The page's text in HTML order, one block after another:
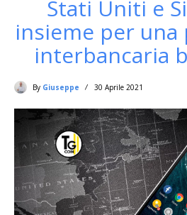
Stati Uniti e
insieme per
interbancaria
By Giuseppe 30 Aprile 2021